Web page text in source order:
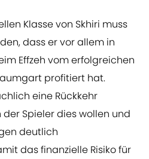
Klasse von Skhiri muss
dass er vor allem in
Effzeh vom erfolgreichen
profitiert hat.
eine Rückkehr
Spieler dies wollen und
deutlich
das finanzielle Risiko für